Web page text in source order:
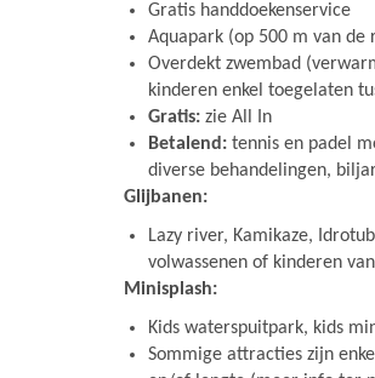
Gratis handdoekenservice
Aquapark (op 500 m van de
Overdekt zwembad
kinderen enkel toegelaten
Gratis: zie All In
Betalend: tennis en padel
diverse behandelingen,
Glijbanen:
Lazy river, Kamikaze,
volwassenen of kinderen
Minisplash:
Kids waterspuitpark, kids
Sommige attracties zijn